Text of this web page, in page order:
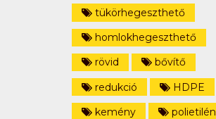
tükörhegeszthető
homlokhegeszthető
rövid
bővítő
redukció
HDPE
kemény
polietilén